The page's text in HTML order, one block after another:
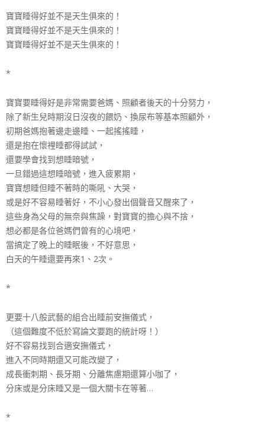
寶寶睡得好並不是天生俱來的！
寶寶睡得好並不是天生俱來的！
寶寶睡得好並不是天生俱來的！
*
寶寶要睡得好是非常需要爸媽、照顧者後天的十分努力，
除了新生兒時期沒日沒夜的餵奶、換尿布等基本照顧外，
初期爸媽抱著邊走邊睡、一起搖搖睡，
還是抱在懷裡睡都得試試，
還要學會找到想睡暗號，
一旦錯過這想睡暗號，進入疲累期，
寶寶想睡但睡不著時的嘶吼、大哭，
或是好不容易睡著好，不小心發出個聲音又醒來了，
這些身為父母的無奈與焦躁，對寶寶的擔心與不捨，
想必都是各位爸媽們曾有的心境吧，
當搞定了晚上的睡眠後，不好意思，
白天的午睡還要再來1、2次。
*
更要十八般武藝的組合出睡前安撫儀式，
（這個難度不低於寫論文要跑的統計呀！）
好不容易找到合適安撫儀式，
進入不同時期還又可能改變了，
成長衝刺期、長牙期、分離焦慮期還算小咖了，
分床或是分床睡又是一個大關卡在等著…
*